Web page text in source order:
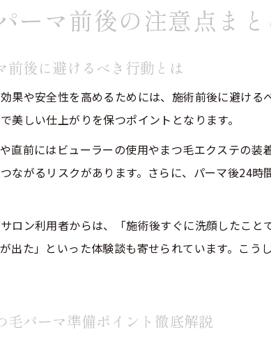
実際のま
自然なカ
昭和区で
イベント前に
まつ毛パ
前撮り前
まつ毛パ
ーマ前後の注意点まと
前後に避けるべき行動とは
果や安全性を高めるためには、施術前後に避け
美しい仕上がりを保つポイントとなります。
直前にはビューラーの使用やまつ毛エクステの
ながるリスクがあります。さらに、パーマ後24
ロン利用者からは、「施術後すぐに洗顔したこ
出た」といった体験談も寄せられています。こ
毛パーマ準備ポイント徹底解説